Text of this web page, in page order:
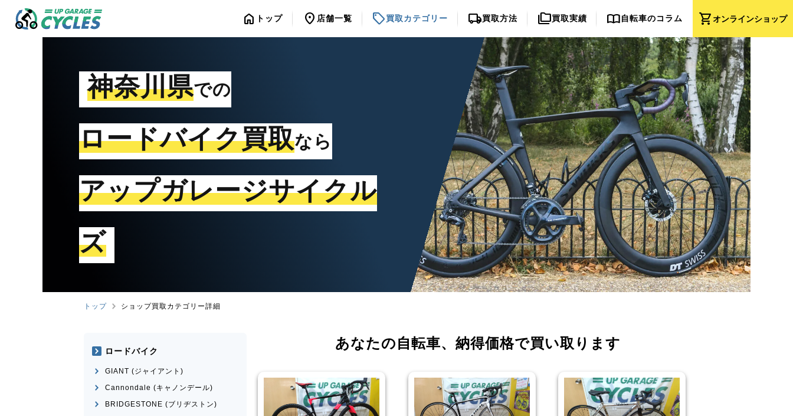
shopping_cartオンラインショップ
home トップ location_on 店舗一覧 sell買取カテゴリー local_shipping買取方法 folder_copy買取実績 import_contacts自転車のコラム
神奈川県での
ロードバイク買取なら
アップガレージサイクル
ズ
トップ ショップ買取カテゴリー詳細
あなたの自転車、 納得価格で買い取ります
ロードバイク
GIANT (ジャイアント)
Cannondale (キャノンデール)
BRIDGESTONE (ブリヂストン)